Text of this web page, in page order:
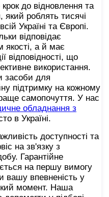
до відновлення та
який роблять тисячі
Україні та Європі.
відповідає
якості, а й має
відповідності, що
використання.
засоби для
підтримку на кожному
самопочуття. У нас
обладнання з
в Україні.
доступності та
на зв'язку з
Гарантійне
на першу вимогу
вашу впевненість у
момент. Наша